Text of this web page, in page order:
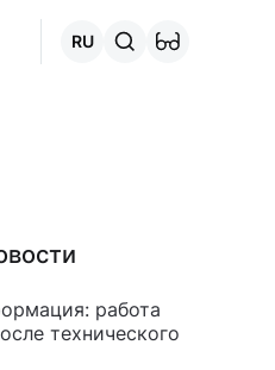
RU
работа
технического